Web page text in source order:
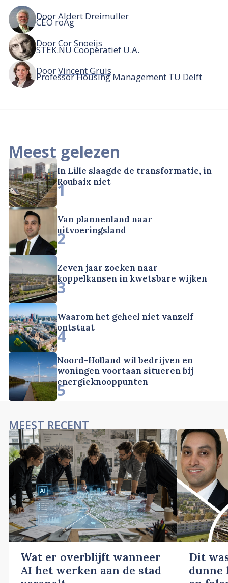
DoorAldert Dreimuller
CEO roAg
DoorCor Snoeijs
STEK.NU Coöperatief U.A.
DoorVincent Gruis
Professor Housing Management TU Delft
Meest gelezen
In Lille slaagde de transformatie, in
Roubaix niet
1
Van plannenland naar
uitvoeringsland
2
Zeven jaar zoeken naar
koppelkansen in kwetsbare wijken
3
Waarom het geheel niet vanzelf
ontstaat
4
Noord-Holland wil bedrijven en
woningen voortaan situeren bij
energieknooppunten
5
MEEST RECENT
Wat er overblijft wanneer
AI het werken aan de stad
Dit
dunne